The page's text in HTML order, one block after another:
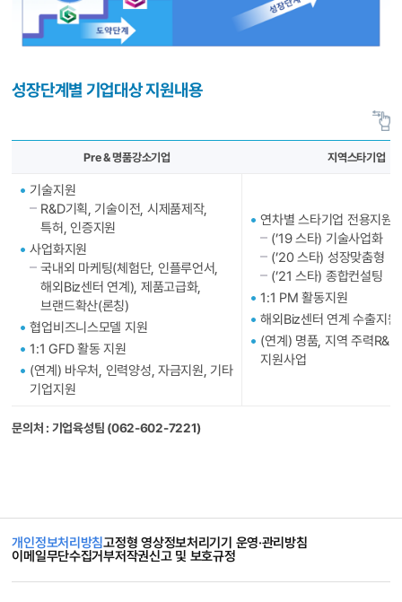
성장단계별 기업대상 지원내용
Pre & 명품강소기업 지역스타기업
기술지원
R&D기획, 기술이전, 시제품제작,
특허, 인증지원
사업화지원
국내외 마케팅(체험단, 인플루언서,
해외Biz센터 연계), 제품고급화,
브랜드확산(론칭)
협업비즈니스모델 지원
1:1 GFD 활동 지원
(연계) 바우처, 인력양성, 자금지원, 기타
기업지원
연차별 스타기업 전용지원
(’19 스타) 기술사업화
(’20 스타) 성장맞춤형
(’21 스타) 종합컨설팅
1:1 PM 활동지원
해외Biz센터 연계 수출지원
(연계) 명품, 지역 주력R&D
지원사업
문의처 : 기업육성팀 (062-602-7221)
개인정보처리방침고정형 영상정보처리기기 운영·관리방침
이메일무단수집거부저작권신고 및 보호규정